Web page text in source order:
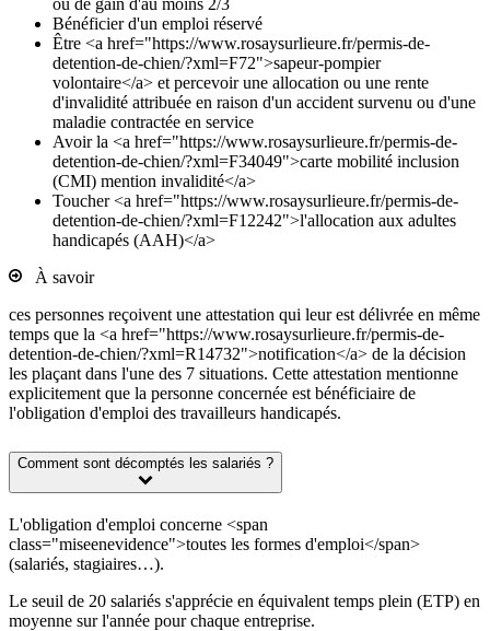
Bénéficier d'un emploi réservé
Être <a href="https://www.rosaysurlieure.fr/permis-de-
detention-de-chien/?xml=F72">sapeur-pompier
volontaire</a> et percevoir une allocation ou une rente
d'invalidité attribuée en raison d'un accident survenu ou d'une
maladie contractée en service
Avoir la <a href="https://www.rosaysurlieure.fr/permis-de-
detention-de-chien/?xml=F34049">carte mobilité inclusion
(CMI) mention invalidité</a>
Toucher <a href="https://www.rosaysurlieure.fr/permis-de-
detention-de-chien/?xml=F12242">l'allocation aux adultes
handicapés (AAH)</a>
À savoir
ces personnes reçoivent une attestation qui leur est délivrée en même
temps que la <a href="https://www.rosaysurlieure.fr/permis-de-
detention-de-chien/?xml=R14732">notification</a> de la décision
les plaçant dans l'une des 7 situations. Cette attestation mentionne
explicitement que la personne concernée est bénéficiaire de
l'obligation d'emploi des travailleurs handicapés.
Comment sont décomptés les salariés ?
L'obligation d'emploi concerne <span
class="miseenevidence">toutes les formes d'emploi</span>
(salariés, stagiaires…).
Le seuil de 20 salariés s'apprécie en équivalent temps plein (ETP) en
moyenne sur l'année pour chaque entreprise.